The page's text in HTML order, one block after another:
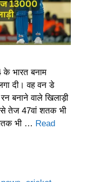
भारत बनाम
दी। वह वन डे
बनाने वाले खिलाड़ी
तेज 47वां शतक भी
भी … Read